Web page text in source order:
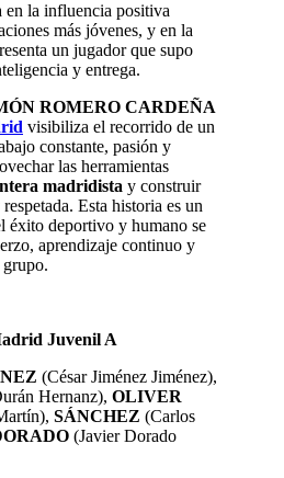
en la influencia positiva
más jóvenes, y en la
un jugador que supo
y entrega.
ROMERO CARDEÑA
visibiliza el recorrido de un
constante, pasión y
las herramientas
madridista y construir
Esta historia es un
éxito deportivo y humano se
aprendizaje continuo y
Juvenil A
(César Jiménez Jiménez),
Hernanz), OLIVER
SÁNCHEZ (Carlos
(Javier Dorado